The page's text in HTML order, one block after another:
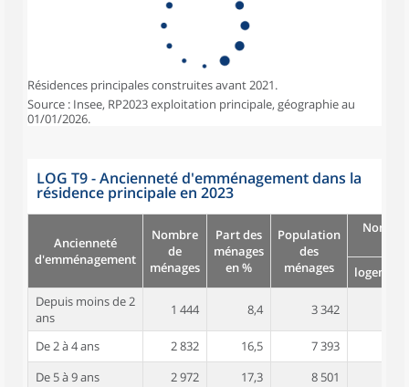
Résidences principales construites avant 2021.
Source : Insee, RP2023 exploitation principale, géographie au
01/01/2026.
LOG T9 - Ancienneté d'emménagement dans la
résidence principale en 2023
Ancienneté
d'emménagement
Nombre
de
ménages
Part des
ménages
en %
Population
des
ménages
logement
Depuis moins de 2
ans
1 444 8,4 3 342
De 2 à 4 ans 2 832 16,5 7 393
De 5 à 9 ans
2 972 17,3 8 501